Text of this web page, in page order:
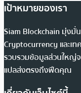
เป้าหมายของเรา
Siam Blockchain มุ่งมั่
Cryptocurrency และเท
รวบรวมข้อมูลส่วนใหญ่จ
แปลส่งตรงถึงฟีดคุณ